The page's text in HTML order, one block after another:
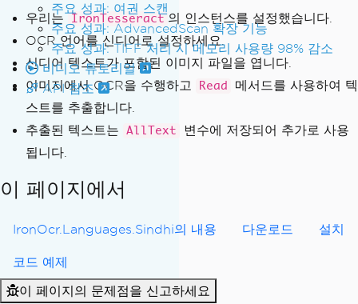
주요 성과: 여권 스캔
주요 성과: AdvancedScan 확장 기능
주요 성과: TIFF 처리 시 메모리 사용량 98% 감소
비디오 튜토리얼
API 참조
// Optionally, you can do somethin
g with the extracted text,
// such as displaying or saving it
to a file.
}
우리는 IronTesseract 의 인스턴스를 설정했습니다.
OCR 언어를 신디어로 설정하세요.
신디어 텍스트가 포함된 이미지 파일을 엽니다.
이미지에서 OCR을 수행하고
Read
메서드를 사용하여 텍
스트를 추출합니다.
추출된 텍스트는
AllText
변수에 저장되어 추가로 사용
됩니다.
이 페이지에서
IronOcr.Languages.Sindhi의 내용 다운로드 설치
코드 예제
이 페이지의 문제점을 신고하세요